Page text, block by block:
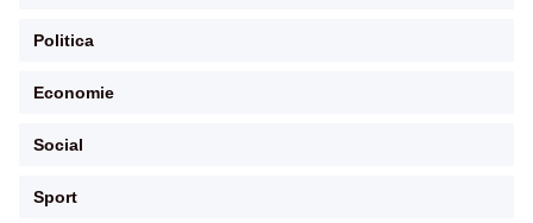
Politica
Economie
Social
Sport